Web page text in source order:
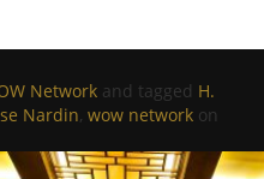
Network and tagged H.
Nardin, wow network on